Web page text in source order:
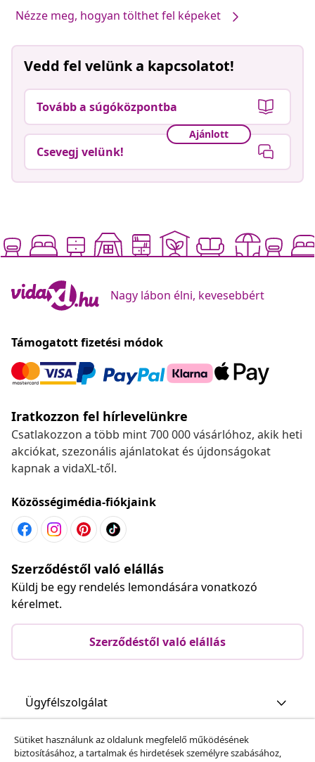
Nézze meg, hogyan tölthet fel képeket
Vedd fel velünk a kapcsolatot!
Tovább a súgóközpontba
Ajánlott
Csevegj velünk!
Nagy lábon élni, kevesebbért
Támogatott fizetési módok
Iratkozzon fel hírlevelünkre
Csatlakozzon a több mint 700 000 vásárlóhoz, akik heti
akciókat, szezonális ajánlatokat és újdonságokat
kapnak a vidaXL-től.
Közösségimédia-fiókjaink
Szerződéstől való elállás
Küldj be egy rendelés lemondására vonatkozó
kérelmet.
Szerződéstől való elállás
Ügyfélszolgálat
Üzlet
Sütiket használunk az oldalunk megfelelő működésének
biztosításához, a tartalmak és hirdetések személyre szabásához,